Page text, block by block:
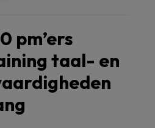
pm’ers
taal- en